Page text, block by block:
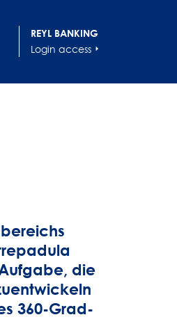
REYL BANKING
Login access arrow_right
die
360-Grad-